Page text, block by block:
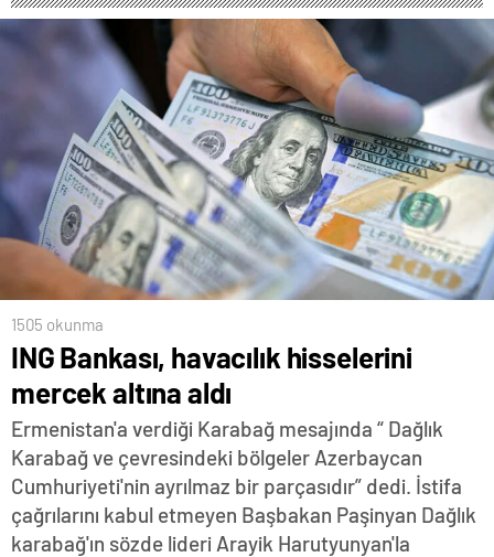
1505 okunma
ING Bankası, havacılık hisselerini
mercek altına aldı
Ermenistan'a verdiği Karabağ mesajında “ Dağlık
Karabağ ve çevresindeki bölgeler Azerbaycan
Cumhuriyeti'nin ayrılmaz bir parçasıdır” dedi. İstifa
çağrılarını kabul etmeyen Başbakan Paşinyan Dağlık
karabağ'ın sözde lideri Arayik Harutyunyan'la